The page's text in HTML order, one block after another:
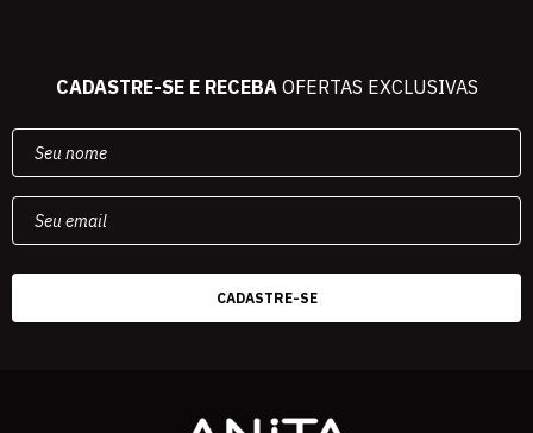
CADASTRE-SE E RECEBAOFERTAS EXCLUSIVAS